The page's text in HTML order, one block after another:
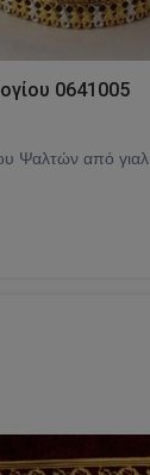
0641005
Ψαλτών από